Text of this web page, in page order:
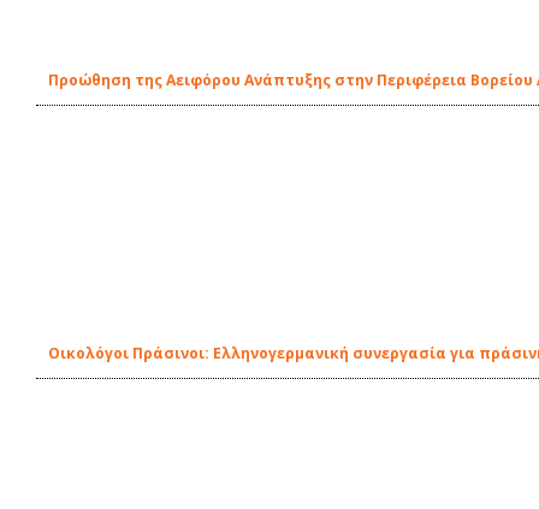
Προώθηση της Αειφόρου Ανάπτυξης στην Περιφέρεια Βορείου
Οικολόγοι Πράσινοι: Ελληνογερμανική συνεργασία για